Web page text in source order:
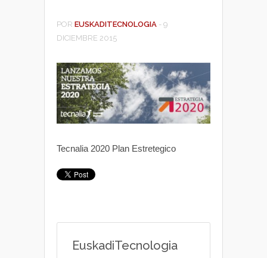
POR EUSKADITECNOLOGIA - 9
DICIEMBRE 2015
Tecnalia 2020 Plan Estretegico
EuskadiTecnologia